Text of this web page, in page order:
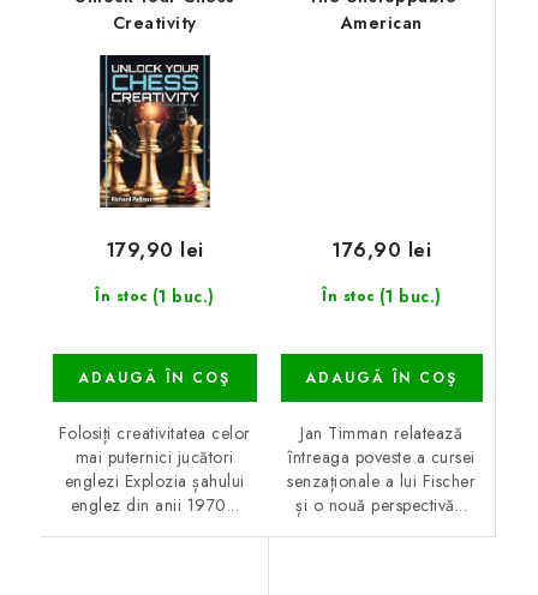
Creativity
În stoc (1 buc.)
179,90 lei
ADAUGĂ ÎN COŞ
Folosiți creativitatea celor
mai puternici jucători
englezi Explozia șahului
englez din anii 1970...
American
În stoc (1 buc.)
176,90 lei
ADAUGĂ ÎN COŞ
Jan Timman relatează
întreaga poveste a cursei
senzaționale a lui Fischer
și o nouă perspectivă...